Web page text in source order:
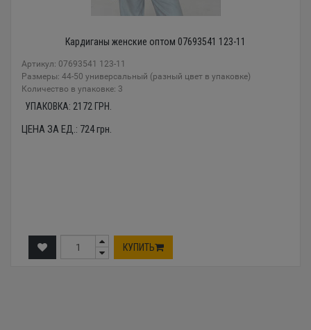
Кардиганы женские оптом 07693541 123-11
Артикул: 07693541 123-11
Размеры: 44-50 универсальный (разный цвет в упаковке)
Количество в упаковке: 3
УПАКОВКА: 2172 ГРН.
ЦЕНА ЗА ЕД.: 724грн.
КУПИТЬ